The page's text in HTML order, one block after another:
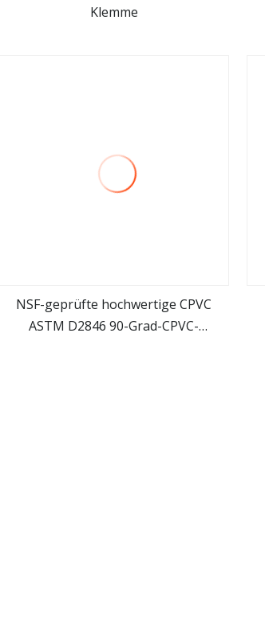
mehr sehen
Klemme
mehr sehen
NSF-geprüfte hochwertige CPVC
ASTM D2846 90-Grad-CPVC-